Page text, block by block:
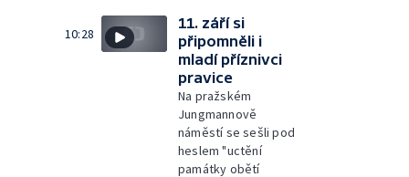
10:28
11. září si
připomněli i
mladí příznivci
pravice
Na pražském
Jungmannově
náměstí se sešli pod
heslem "uctění
památky obětí